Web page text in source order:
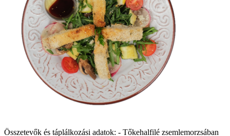
Összetevők és táplálkozási adatok: - Tőkehalfilé zsemlemorzsában